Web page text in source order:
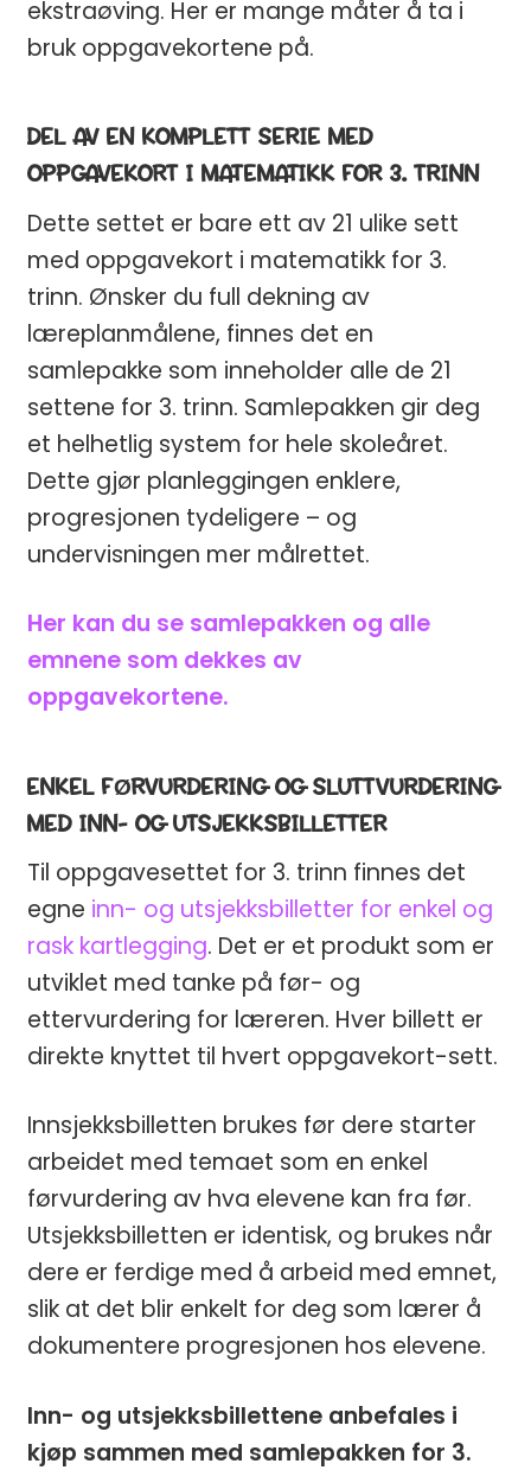
ekstraøving. Her er mange måter å ta i
bruk oppgavekortene på.
DEL AV EN KOMPLETT SERIE MED
OPPGAVEKORT I MATEMATIKK FOR 3. TRINN
Dette settet er bare ett av 21 ulike sett
med oppgavekort i matematikk for 3.
trinn. Ønsker du full dekning av
læreplanmålene, finnes det en
samlepakke som inneholder alle de 21
settene for 3. trinn. Samlepakken gir deg
et helhetlig system for hele skoleåret.
Dette gjør planleggingen enklere,
progresjonen tydeligere – og
undervisningen mer målrettet.
Her kan du se samlepakken og alle
emnene som dekkes av
oppgavekortene.
ENKEL FØRVURDERING OG SLUTTVURDERING
MED INN- OG UTSJEKKSBILLETTER
Til oppgavesettet for 3. trinn finnes det
egne inn- og utsjekksbilletter for enkel og
rask kartlegging. Det er et produkt som er
utviklet med tanke på før- og
ettervurdering for læreren. Hver billett er
direkte knyttet til hvert oppgavekort-sett.
Innsjekksbilletten brukes før dere starter
arbeidet med temaet som en enkel
førvurdering av hva elevene kan fra før.
Utsjekksbilletten er identisk, og brukes når
dere er ferdige med å arbeid med emnet,
slik at det blir enkelt for deg som lærer å
dokumentere progresjonen hos elevene.
Inn- og utsjekksbillettene anbefales i
kjøp sammen med samlepakken for 3.